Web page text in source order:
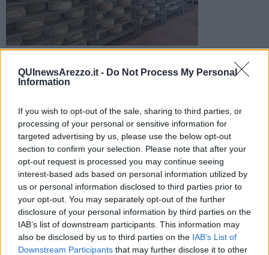
QUInewsArezzo.it - Do Not Process My Personal
Information
If you wish to opt-out of the sale, sharing to third parties, or
processing of your personal or sensitive information for
targeted advertising by us, please use the below opt-out
section to confirm your selection. Please note that after your
opt-out request is processed you may continue seeing
interest-based ads based on personal information utilized by
us or personal information disclosed to third parties prior to
your opt-out. You may separately opt-out of the further
disclosure of your personal information by third parties on the
IAB’s list of downstream participants. This information may
also be disclosed by us to third parties on the IAB’s List of
Downstream Participants that may further disclose it to other
alla lavorazione del formaggio. Poi la distribuzione in tutto il
mondo
AREZZO —Uno stabilimento per la stagionatura di pecorini
stato attivato alle porte di Arezzo.
L’investimento è di Rocca Toscana Formaggi, realtà gestita dalla
famiglia Canti Degl’Innocenti con oltre sessant’anni di attività nel
settore gastronomico, e va a costituire in città un grande polo
produttivo e logistico dedicato allo sviluppo dell’arte casearia nelle
sue molteplici declinazioni.